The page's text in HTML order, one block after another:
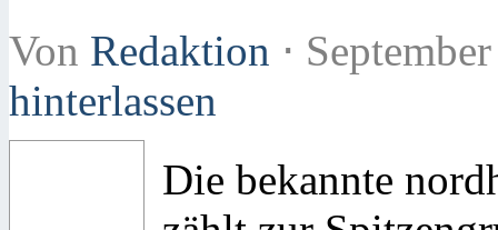
Von Redaktion ⋅
hinterlassen
Die bekannte